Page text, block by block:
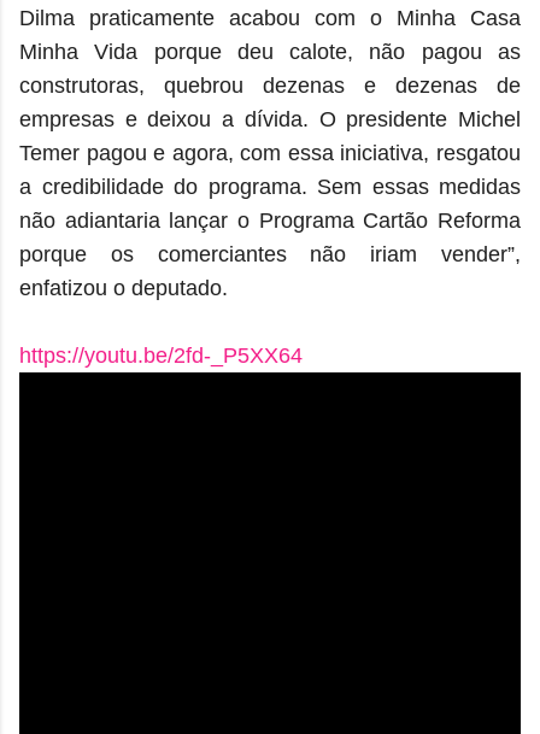
Dilma praticamente acabou com o Minha Casa
Minha Vida porque deu calote, não pagou as
construtoras, quebrou dezenas e dezenas de
empresas e deixou a dívida. O presidente Michel
Temer pagou e agora, com essa iniciativa, resgatou
a credibilidade do programa. Sem essas medidas
não adiantaria lançar o Programa Cartão Reforma
porque os comerciantes não iriam vender”,
enfatizou o deputado.
https://youtu.be/2fd-_P5XX64